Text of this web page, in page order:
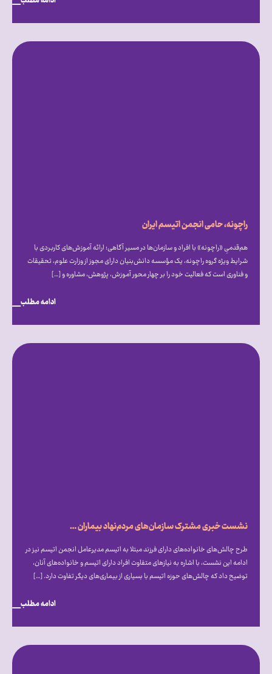
راچونه، حامی انجمن اتیسم ایران
هم‌قدمیِ «راچونه» با افراد و سازمان‌ها در مسیر آگاهی؛ ارائه آموزش‌های کاربردی با
شرایط ویژه گروه راچونه، یک مؤسسه دانش‌بنیان دارای مجوز از وزارت علوم، تحقیقات
و فناوری است که فعالیت خود را بر چهار محور آموزش، پژوهش، مشاوره و […]
ادامه مطلب
نشست خبری مشترک سازمان‌های مردم‌نهاد بیماران خاص، با محور بررسی تأثیر تحریم‌ها و شرایط ناشی از جنگ بر روند درمان بیماران
طرح چالش‌های خانواده‌های دارای فرزند مبتلا به اتیسم مدیرعامل انجمن اتیسم نیز در
ادامه این نشست، با اشاره به نیازهای متفاوت افراد دارای اتیسم و خانواده‌های آنان،
توضیح داد که چالش‌های حوزه اتیسم با بسیاری از بیماری‌های دیگر تفاوت دارد. […]
ادامه مطلب